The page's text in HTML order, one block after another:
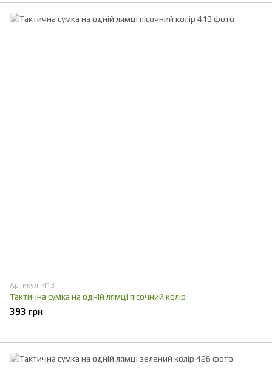
Артикул: 413
Тактична сумка на одній лямці пісочний колір
393 грн